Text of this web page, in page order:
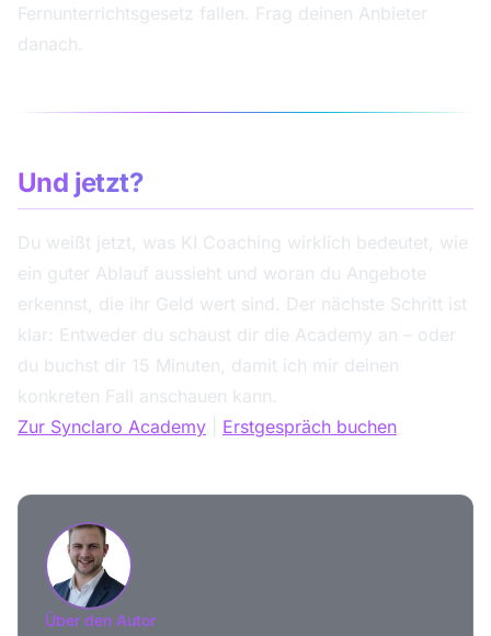
Fernunterrichtsgesetz fallen. Frag deinen Anbieter
danach.
Und jetzt?
Du weißt jetzt, was KI Coaching wirklich bedeutet, wie
ein guter Ablauf aussieht und woran du Angebote
erkennst, die ihr Geld wert sind. Der nächste Schritt ist
klar: Entweder du schaust dir die Academy an – oder
du buchst dir 15 Minuten, damit ich mir deinen
konkreten Fall anschauen kann.
Zur Synclaro Academy
Erstgespräch buchen
Über den Autor